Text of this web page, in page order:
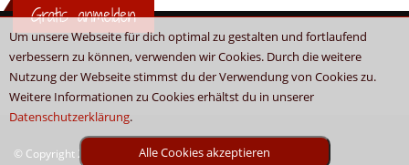
Um unsere Webseite für dich optimal zu gestalten und fortlaufend
verbessern zu können, verwenden wir Cookies. Durch die weitere
Nutzung der Webseite stimmst du der Verwendung von Cookies zu.
Weitere Informationen zu Cookies erhältst du in unserer
Datenschutzerklärung.
Alle Cookies akzeptieren
Gratis anmelden
© Copyright 2026 - Boni.tv / Cashback & Gutscheine